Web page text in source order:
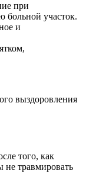
при
больной участок.
и
выздоровления
того, как
не травмировать